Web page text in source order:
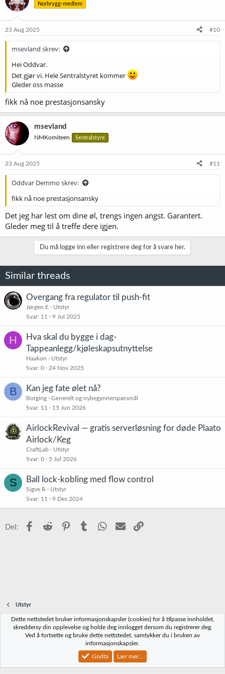
j
o
e
Norbrygg-medlem
23 Aug 2025 #10
msevland skrev:
Hei Oddvar.
Det gjør vi. Hele Sentralstyret kommer
Gleder oss masse
fikk nå noe prestasjonsansky
msevland
NMKomiteen Sentralstyre
23 Aug 2025 #11
Oddvar Demmo skrev:
fikk nå noe prestasjonsansky
Det jeg har lest om dine øl, trengs ingen angst. Garantert.
Gleder meg til å treffe dere igjen.
Du må logge inn eller registrere deg for å svare her.
Similar threads
Overgang fra regulator til push-fit
Jørgen E
Utstyr
Svar 11 9 Jul 2025
H
Hva skal du bygge i dag-
Tappeanlegg/kjøleskapsutnyttelse
Haakon
Utstyr
Svar 0 24 Nov 2025
B Kan jeg fate ølet nå?
Borging
Generelt og nybegynnerspørsmål
Svar 11 15 Jun 2026
AirlockRevival — gratis serverløsning for døde Plaato
Airlock/Keg
CraftLab
Utstyr
Svar 0 5 Jul 2026
S Ball lock-kobling med flow control
Sigve R
Utstyr
Svar 11 9 Des 2024
Del: Facebook
Reddit PinterestTumblr WhatsApp
E-post
Utstyr
Norbrygg-default
Vilkår og regler Personvernregler
Community platform by XenForo® © 2010-2023 XenForo Ltd.
Dette nettstedet bruker informasjonskapsler (cookies) for å tilpasse innholdet,
skreddersy din opplevelse og holde deg innlogget dersom du registrerer deg.
Ved å fortsette og bruke dette nettstedet, samtykker du i bruken av
informasjonskapsler.
Godta Lær mer...